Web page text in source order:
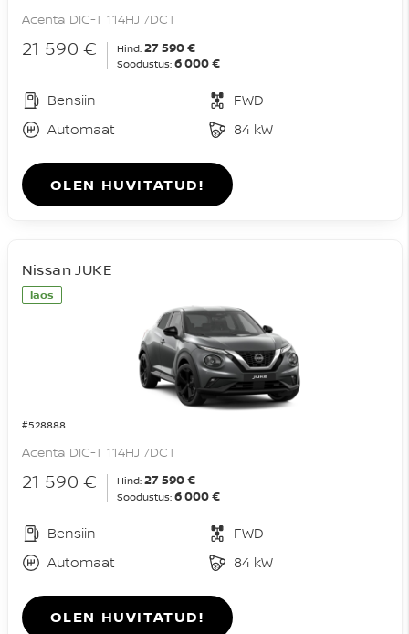
Acenta DIG-T 114HJ 7DCT
21 590 € Hind: 27 590 €
Soodustus: 6 000 €
Bensiin
FWD
Automaat
84 kW
OLEN HUVITATUD!
laos
#528888
Nissan JUKE
Acenta DIG-T 114HJ 7DCT
21 590 € Hind: 27 590 €
Soodustus: 6 000 €
Bensiin
FWD
Automaat
84 kW
OLEN HUVITATUD!